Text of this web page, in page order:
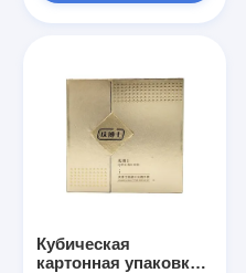
Кубическая
картонная упаковка